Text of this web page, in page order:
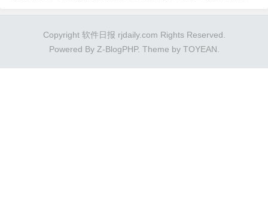
Copyright 软件日报 rjdaily.com Rights Reserved.
Powered By Z-BlogPHP. Theme by TOYEAN